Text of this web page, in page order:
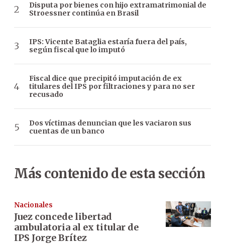
Disputa por bienes con hijo extramatrimonial de
Stroessner continúa en Brasil
IPS: Vicente Bataglia estaría fuera del país,
según fiscal que lo imputó
Fiscal dice que precipitó imputación de ex
titulares del IPS por filtraciones y para no ser
recusado
Dos víctimas denuncian que les vaciaron sus
cuentas de un banco
Más contenido de esta sección
Nacionales
Juez concede libertad
ambulatoria al ex titular de
IPS Jorge Brítez